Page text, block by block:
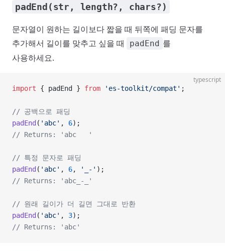
padEnd(str, length?, chars?)
문자열이 원하는 길이보다 짧을 때 뒤쪽에 패딩 문자를
추가해서 길이를 맞추고 싶을 때
padEnd 를
사용하세요.
typescript
import { padEnd } from 'es-toolkit/compat' ;
// 공백으로 패딩
padEnd ( 'abc' , 6);
// Returns: 'abc   '
// 특정 문자로 패딩
padEnd ( 'abc' , 6, '_-' );
// Returns: 'abc_-_'
// 원래 길이가 더 길면 그대로 반환
padEnd ( 'abc' , 3);
// Returns: 'abc'